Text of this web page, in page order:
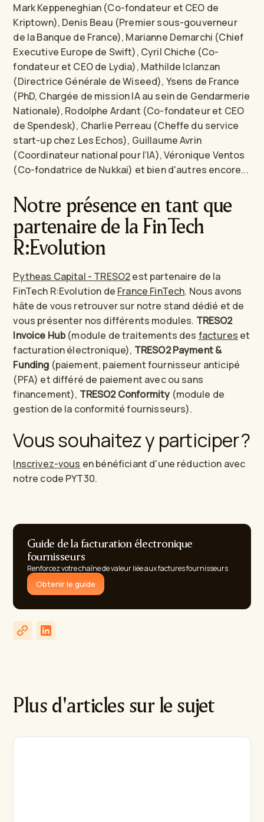
Mark Keppeneghian (Co-fondateur et CEO de
Kriptown), Denis Beau (Premier sous-gouverneur
de la Banque de France), Marianne Demarchi (Chief
Executive Europe de Swift), Cyril Chiche (Co-
fondateur et CEO de Lydia), Mathilde Iclanzan
(Directrice Générale de Wiseed), Ysens de France
(PhD, Chargée de mission IA au sein de Gendarmerie
Nationale), Rodolphe Ardant (Co-fondateur et CEO
de Spendesk), Charlie Perreau (Cheffe du service
start-up chez Les Echos), Guillaume Avrin
(Coordinateur national pour l’IA), Véronique Ventos
(Co-fondatrice de Nukkai) et bien d'autres encore...
Notre présence en tant que
partenaire de la FinTech
R:Evolution
Pytheas Capital - TRESO2est partenaire de la
FinTech R:Evolution de France FinTech. Nous avons
hâte de vous retrouver sur notre stand dédié et de
vous présenter nos différents modules. TRESO2
Invoice Hub(module de traitements des factures et
facturation électronique), TRESO2 Payment &
Funding (paiement, paiement fournisseur anticipé
(PFA) et différé de paiement avec ou sans
financement), TRESO2 Conformity (module de
gestion de la conformité fournisseurs).
Vous souhaitez y participer ?
Inscrivez-vous en bénéficiant d'une réduction avec
notre code PYT30.
Guide de la facturation électronique
fournisseurs
Renforcez votre chaîne de valeur liée aux factures fournisseurs
Obtenir le guide
Plus d'articles sur le sujet